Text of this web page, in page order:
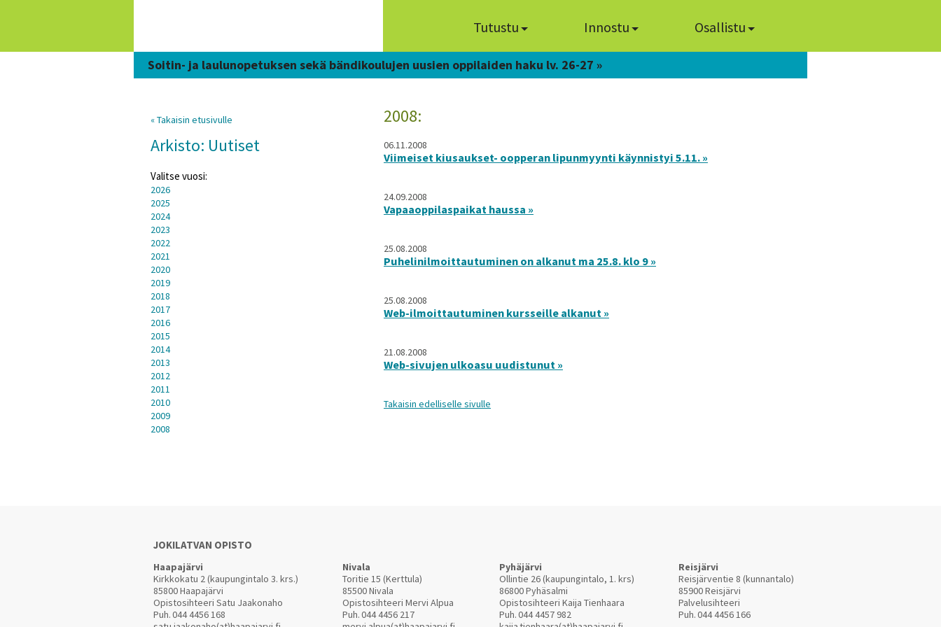
Tutustu Innostu Osallistu
Soitin- ja laulunopetuksen sekä bändikoulujen uusien oppilaiden haku lv. 26-27 »
2008:
06.11.2008
Viimeiset kiusaukset- oopperan lipunmyynti käynnistyi 5.11. »
24.09.2008
Vapaaoppilaspaikat haussa »
25.08.2008
Puhelinilmoittautuminen on alkanut ma 25.8. klo 9 »
25.08.2008
Web-ilmoittautuminen kursseille alkanut »
21.08.2008
Web-sivujen ulkoasu uudistunut »
Takaisin edelliselle sivulle
« Takaisin etusivulle
Arkisto: Uutiset
Valitse vuosi:
2026
2025
2024
2023
2022
2021
2020
2019
2018
2017
2016
2015
2014
2013
2012
2011
2010
2009
2008
JOKILATVAN OPISTO
Haapajärvi
Kirkkokatu 2 (kaupungintalo 3. krs.)
85800 Haapajärvi
Opistosihteeri Satu Jaakonaho
Puh.044 4456 168
Nivala
Toritie 15 (Kerttula)
85500 Nivala
Opistosihteeri Mervi Alpua
Puh.044 4456 217
Pyhäjärvi
Ollintie 26 (kaupungintalo, 1. krs)
86800 Pyhäsalmi
Opistosihteeri Kaija Tienhaara
Puh.044 4457 982
Reisjärvi
Reisjärventie 8 (kunnantalo)
85900 Reisjärvi
Palvelusihteeri
Puh.044 4456 166